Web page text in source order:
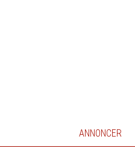
ANNONCER